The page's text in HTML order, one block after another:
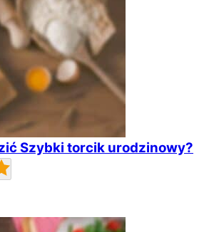
Szybki torcik urodzinowy?